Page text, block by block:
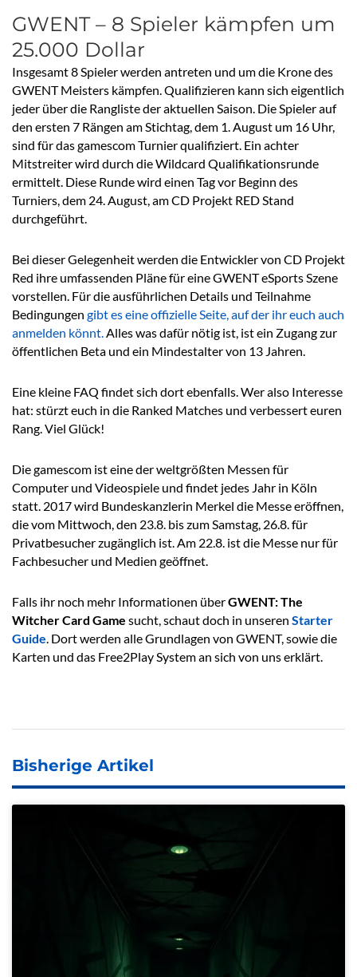
GWENT – 8 Spieler kämpfen um
25.000 Dollar
Insgesamt 8 Spieler werden antreten und um die Krone des
GWENT Meisters kämpfen. Qualifizieren kann sich eigentlich
jeder über die Rangliste der aktuellen Saison. Die Spieler auf
den ersten 7 Rängen am Stichtag, dem 1. August um 16 Uhr,
sind für das gamescom Turnier qualifiziert. Ein achter
Mitstreiter wird durch die Wildcard Qualifikationsrunde
ermittelt. Diese Runde wird einen Tag vor Beginn des
Turniers, dem 24. August, am CD Projekt RED Stand
durchgeführt.
Bei dieser Gelegenheit werden die Entwickler von CD Projekt
Red ihre umfassenden Pläne für eine GWENT eSports Szene
vorstellen. Für die ausführlichen Details und Teilnahme
Bedingungen gibt es eine offizielle Seite, auf der ihr euch auch
anmelden könnt. Alles was dafür nötig ist, ist ein Zugang zur
öffentlichen Beta und ein Mindestalter von 13 Jahren.
Eine kleine FAQ findet sich dort ebenfalls. Wer also Interesse
hat: stürzt euch in die Ranked Matches und verbessert euren
Rang. Viel Glück!
Die gamescom ist eine der weltgrößten Messen für
Computer und Videospiele und findet jedes Jahr in Köln
statt. 2017 wird Bundeskanzlerin Merkel die Messe eröffnen,
die vom Mittwoch, den 23.8. bis zum Samstag, 26.8. für
Privatbesucher zugänglich ist. Am 22.8. ist die Messe nur für
Fachbesucher und Medien geöffnet.
Falls ihr noch mehr Informationen überGWENT: The
Witcher Card Game sucht, schaut doch in unseren Starter
Guide . Dort werden alle Grundlagen von GWENT, sowie die
Karten und das Free2Play System an sich von uns erklärt.
Bisherige Artikel